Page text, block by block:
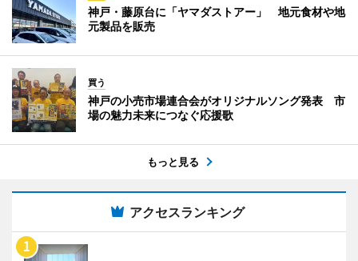
神戸・藤原台に「ヤマダストアー」 地元食材や地
元製品を販売
買う
神戸の小売市場連合会がオリジナルソング発表 市
場の魅力未来につなぐ応援歌
もっと見る
アクセスランキング